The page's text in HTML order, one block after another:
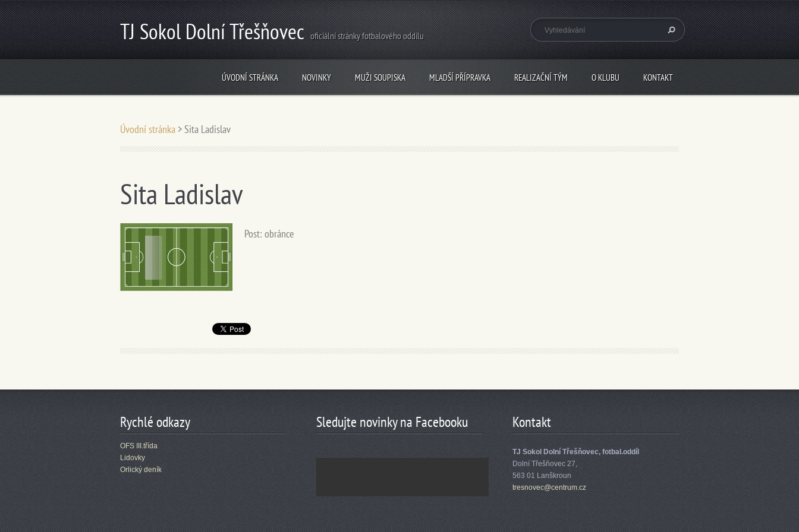
TJ Sokol Dolní Třešňovec oficiální stránky fotbalového oddílu
ÚVODNÍ STRÁNKA NOVINKY MUŽI SOUPISKA MLADŠÍ PŘÍPRAVKA REALIZAČNÍ TÝM O KLUBU KONTAKT
Úvodní stránka > Sita Ladislav
Sita Ladislav
Post: obránce
Rychlé odkazy
OFS III.třída
Lidovky
Orlický deník
Sledujte novinky na Facebooku Kontakt
TJ Sokol Dolní Třešňovec, fotbal.oddíl
Dolní Třešňovec 27,
563 01 Lanškroun
tresnovec@centrum.cz